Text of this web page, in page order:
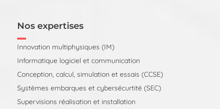
Nos expertises
Innovation multiphysiques (IM)
Informatique logiciel et communication
Conception, calcul, simulation et essais (CCSE)
Systèmes embarques et cybersécurtité (SEC)
Supervisions réalisation et installation